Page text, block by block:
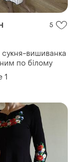
5
вишиванка
по білому
1